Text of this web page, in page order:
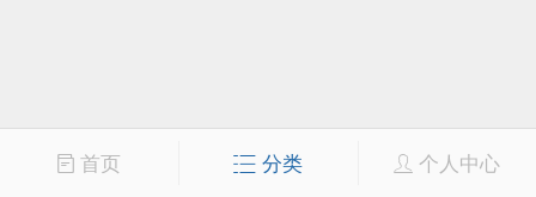
首页 分类 个人中心